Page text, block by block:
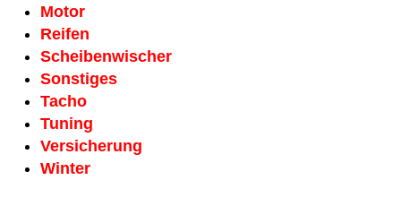
Motor
Reifen
Scheiben­wischer
Sonstiges
Tacho
Tuning
Versicherung
Winter